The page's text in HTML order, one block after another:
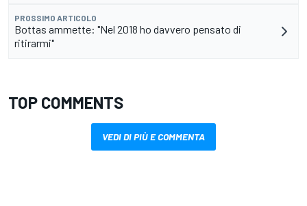
PROSSIMO ARTICOLO
Bottas ammette: "Nel 2018 ho davvero pensato di
ritirarmi"
TOP COMMENTS
VEDI DI PIÙ E COMMENTA